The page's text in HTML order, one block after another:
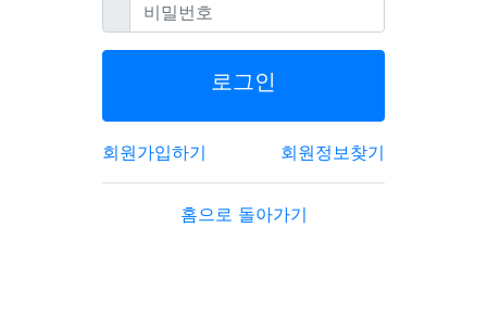
로그인
회원가입하기 회원정보찾기
홈으로 돌아가기